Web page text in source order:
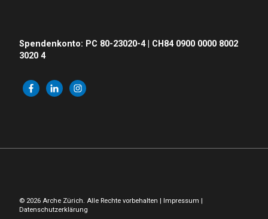
Spendenkonto: PC 80-23020-4 | CH84 0900 0000 8002
3020 4
© 2026 Arche Zürich. Alle Rechte vorbehalten | Impressum |
Datenschutzerklärung